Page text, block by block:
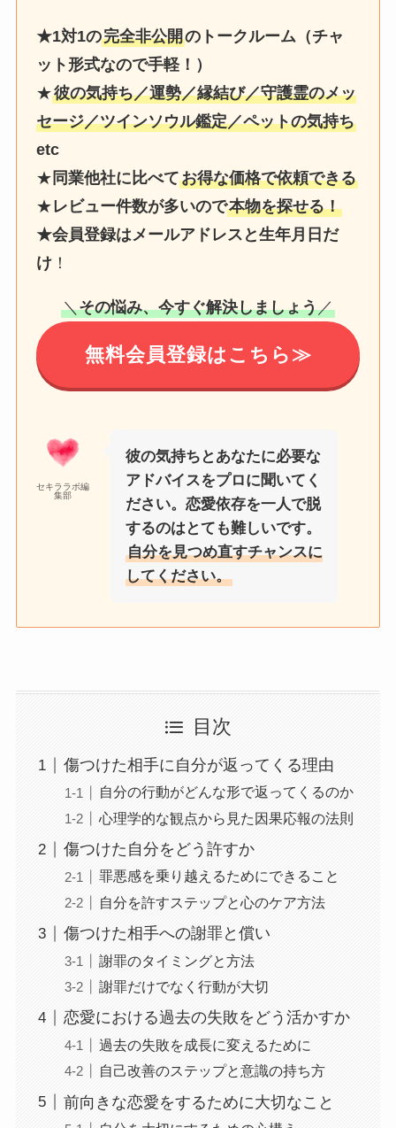
★1対1の完全非公開のトークルーム（チャ
ット形式なので手軽！）
★彼の気持ち／運勢／縁結び／守護霊のメッ
セージ／ツインソウル鑑定／ペットの気持ち
etc
★ 同業他社に比べてお得な価格で依頼できる
★レビュー件数が多いので本物を探せる！
★会員登録はメールアドレスと生年月日だ
け ！
＼その悩み、今すぐ解決しましょう／
無料会員登録はこちら≫
セキララボ編
集部
彼の気持ちとあなたに必要な
アドバイスをプロに聞いてく
ださい。恋愛依存を一人で脱
するのはとても難しいです。
自分を見つめ直すチャンスに
してください。
目次
傷つけた相手に自分が返ってくる理由
自分の行動がどんな形で返ってくるのか
心理学的な観点から見た因果応報の法則
傷つけた自分をどう許すか
罪悪感を乗り越えるためにできること
自分を許すステップと心のケア方法
傷つけた相手への謝罪と償い
謝罪のタイミングと方法
謝罪だけでなく行動が大切
恋愛における過去の失敗をどう活かすか
過去の失敗を成長に変えるために
自己改善のステップと意識の持ち方
前向きな恋愛をするために大切なこと